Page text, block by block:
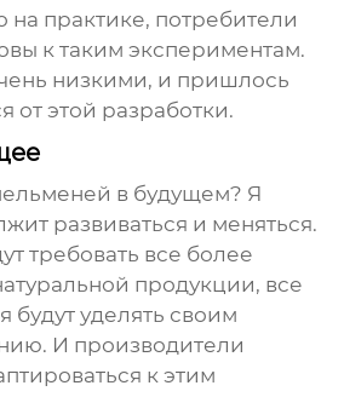
практике, потребители
к таким экспериментам.
низкими, и пришлось
от этой разработки.
в будущем? Я
развиваться и меняться.
требовать все более
продукции, все
уделять своим
И производители
к этим